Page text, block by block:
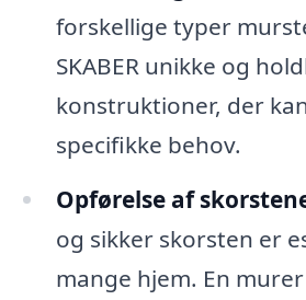
forskellige typer
SKABER unikke og
konstruktioner, der
specifikke behov.
Opførelse af
og sikker skorsten er
mange hjem. En